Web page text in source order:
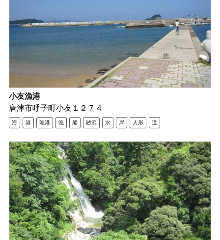
小友漁港
唐津市呼子町小友１２７４
海 港 漁港 漁 船 砂浜 水 岸 人形 道